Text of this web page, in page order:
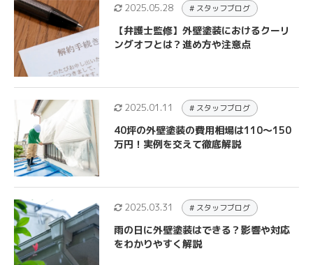
2025.05.28 # スタッフブログ
【弁護士監修】外壁塗装におけるクーリ
ングオフとは？進め方や注意点
2025.01.11 # スタッフブログ
40坪の外壁塗装の費用相場は110～150
万円！実例を交えて徹底解説
2025.03.31 # スタッフブログ
雨の日に外壁塗装はできる？影響や対応
をわかりやすく解説